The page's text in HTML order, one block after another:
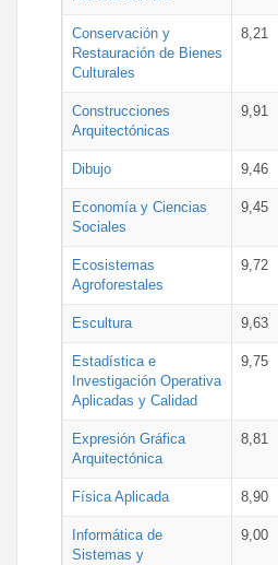
Conservación y
Restauración de Bienes
Culturales
8,21
Construcciones
Arquitectónicas
9,91
Dibujo 9,46
Economía y Ciencias
Sociales
9,45
Ecosistemas
Agroforestales
9,72
Escultura 9,63
Estadística e
Investigación Operativa
Aplicadas y Calidad
9,75
Expresión Gráfica
Arquitectónica
8,81
Física Aplicada 8,90
Informática de
Sistemas y
9,00